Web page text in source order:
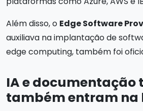
Além disso, o Edge Software
auxiliava na implantação de
edge computing, também foi
IA e documentação
também entram na